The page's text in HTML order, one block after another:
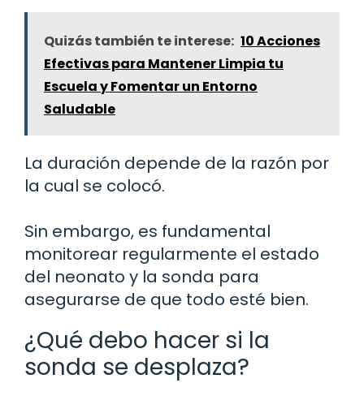
Quizás también te interese: 10 Acciones
Efectivas para Mantener Limpia tu
Escuela y Fomentar un Entorno
Saludable
La duración depende de la razón por
la cual se colocó.
Sin embargo, es fundamental
monitorear regularmente el estado
del neonato y la sonda para
asegurarse de que todo esté bien.
¿Qué debo hacer si la
sonda se desplaza?